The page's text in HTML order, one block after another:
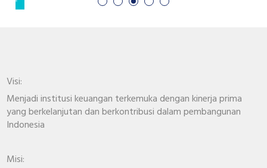
Visi:
Menjadi institusi keuangan terkemuka dengan kinerja prima
yang berkelanjutan dan berkontribusi dalam pembangunan
Indonesia
Misi: